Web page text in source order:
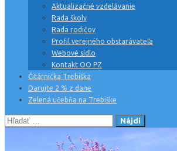
Aktualizačné vzdelávanie
Rada školy
Rada rodičov
Profil verejného obstarávateľa
Webové sídlo
Kontakt OO PZ
Čitárnička Trebiška
Darujte 2 % z dane
Zelená učebňa na Trebiške
Hľadať: